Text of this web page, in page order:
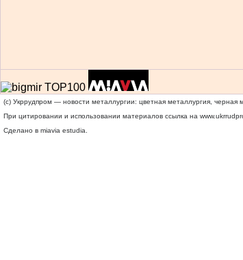
(c) Укррудпром — новости металлургии: цветная металлургия, черная
При цитировании и использовании материалов ссылка на
Сделано в miavia estudia.